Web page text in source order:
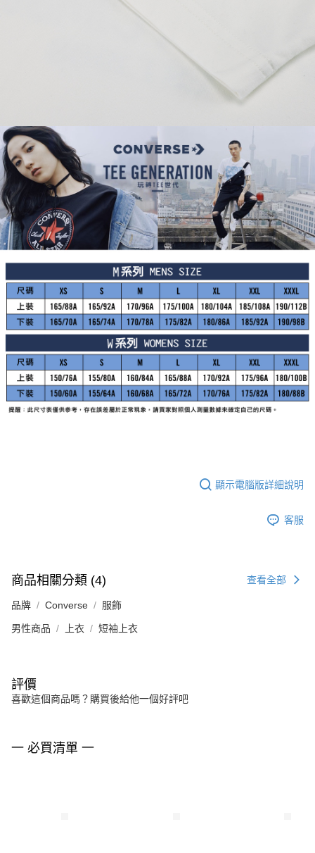
顯示電腦版詳細說明
客服
商品相關分類 (4) 查看全部
品牌 Converse 服飾
男性商品 上衣 短袖上衣
評價
喜歡這個商品嗎？購買後給他一個好評吧
一 必買清單 一